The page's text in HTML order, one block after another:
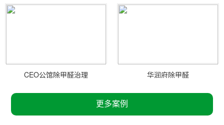
CEO公馆除甲醛治理 华润府除甲醛
更多案例